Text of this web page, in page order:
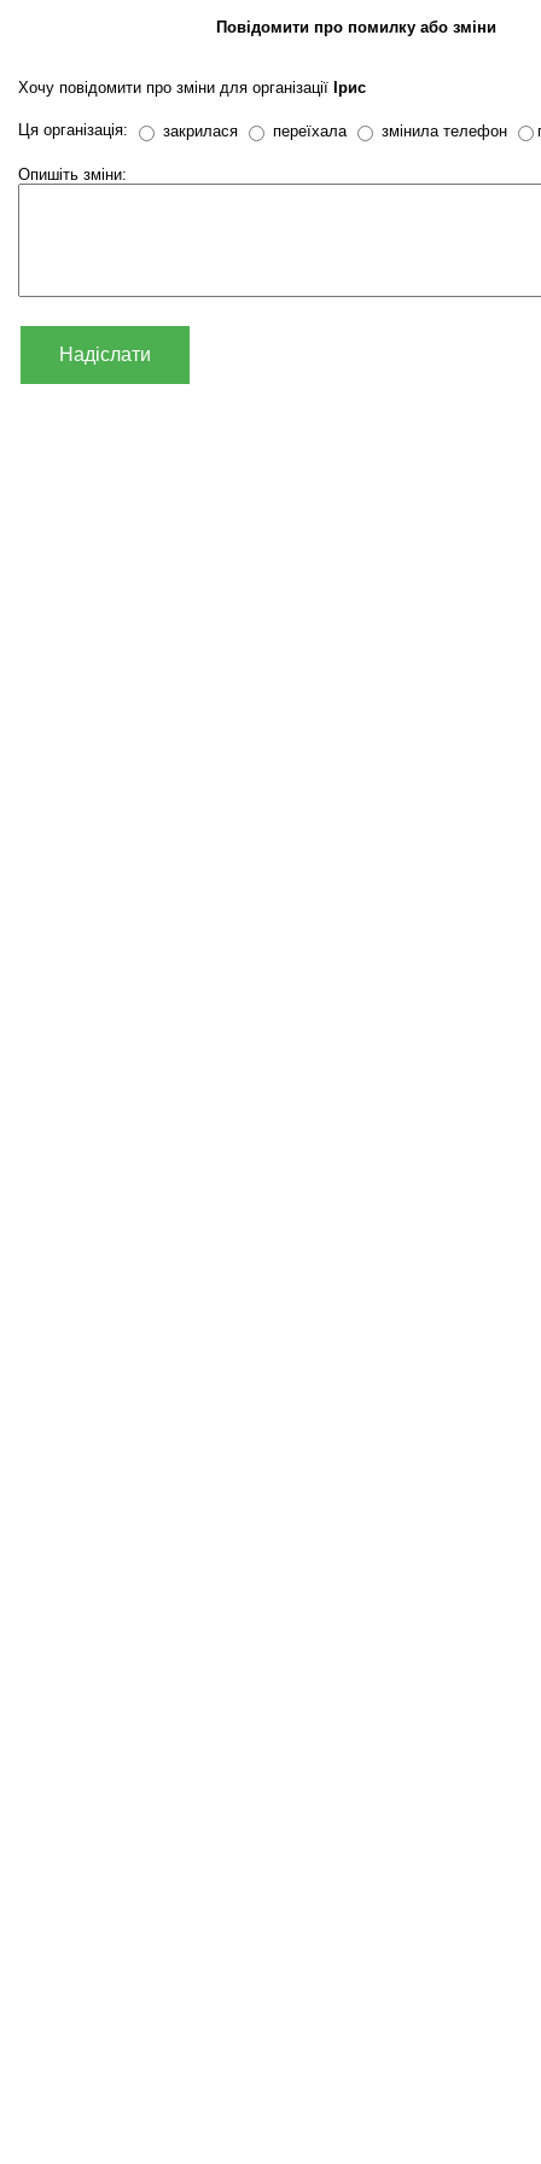
Повідомити про помилку або зміни
Хочу повідомити про зміни для організації Ірис
Ця організація: закрилася переїхала змінила телефон
Опишіть зміни:
Надіслати